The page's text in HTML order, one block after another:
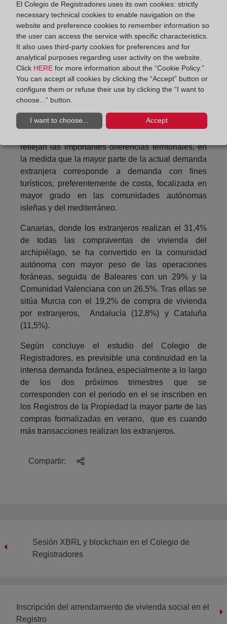
presenta pesos relativos por debajo del 4%.
reflejan las importantes diferencias territoriales, en
la medida que la mayor parte de la actual demanda
extranjera corresponde a demanda con fines
turísticos, preferentemente de costa, focalizada en
mayor grado en las comunidades autónomas
isleñas y del mediterráneo.
Canarias, donde los extranjeros realizan el 31,4%
de todas las compraventas de vivienda del
archipiélago, se ha convertido en la comunidad
autónoma con mayor peso de las operaciones
foráneas, seguida de Baleares con un 29% y la
Comunidad Valenciana con un 26,5%. Tras ellas se
sitúa Murcia con el 19,2% de compra de vivienda
por extranjeros, Andalucía (12,8%) y Cataluña
(11,5%).
Según concluye el estudio del Colegio de
Registradores, es previsible una continuidad en la
intensa demanda foránea, especialmente a lo largo
de los dos próximos trimestres que se
corresponden con el periodo en el se inscriben en
los Registros de la Propiedad la mayor parte de las
compras formalizadas en verano, que es cuando
más transacciones realizan los extranjeros.
Compartir:
Sesión XBRL y blockchain en el Colegio de
Registradores
Inscripción del arrendamiento de vivienda social en el
Registro
El Colegio de Registradores uses its own cookies: strictly
necessary technical cookies to enable navigation on the
website and preference cookies to remember information so
the user can access the service with specific characteristics.
It also uses third-party cookies for preferences and for
analytical purposes regarding user activity on the website.
Click HERE for more information about the “Cookie Policy.”
You can accept all cookies by clicking the “Accept” button or
configure them or refuse their use by clicking the “I want to
choose...” button.
I want to choose... Accept